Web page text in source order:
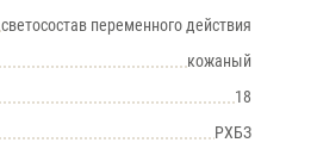
светосостав переменного действия
кожаный
18
РХБЗ